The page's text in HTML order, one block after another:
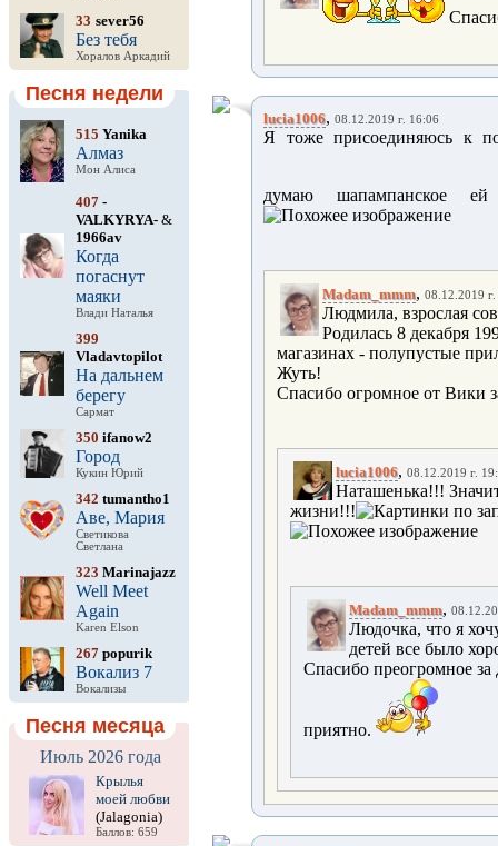
33 sever56
Без тебя
Хоралов Аркадий
Песня недели
515 Yanika
Алмаз
Мон Алиса
407 -
VALKYRYA- &
1966av
Когда
погаснут
маяки
Влади Наталья
399
Vladavtopilot
На дальнем
берегу
Сармат
350 ifanow2
Город
Кукин Юрий
342 tumantho1
Аве, Мария
Светикова
Светлана
323 Marinajazz
Well Meet
Again
Karen Elson
267 popurik
Вокализ 7
Вокализы
Песня месяца
Июль 2026 года
Крылья
моей любви
(Jalagonia)
Баллов: 659
lucia1006, 08.12.2019 г. 16:06
Я тоже присоединяюсь к
думаю шапампанское
Madam_mmm, 08.12.2019
Людмила, взрослая
Родилась 8 декабря
магазинах - полупустые
Жуть!
Спасибо огромное от Вики
lucia1006, 08.12.2019 г.
Наташенька!!!
жизни!!!
Madam_mmm,
Людочка, что я
детей все было
Спасибо преогромное
приятно.